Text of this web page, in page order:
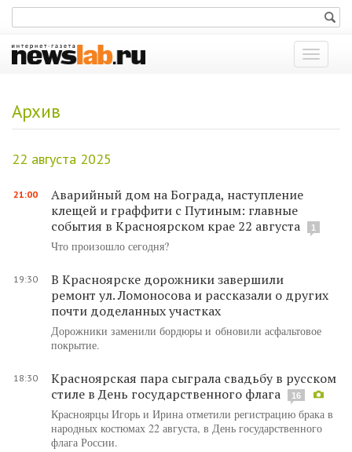
Показать
меню
Архив
22 августа 2025
21:00
Аварийный дом на Бограда, наступление
клещей и граффити с Путиным: главные
события в Красноярском крае 22 августа
1
Что произошло сегодня?
19:30
В Красноярске дорожники завершили
ремонт ул. Ломоносова и рассказали о других
почти доделанных участках
Дорожники заменили бордюры и обновили асфальтовое
покрытие.
18:30
Красноярская пара сыграла свадьбу в русском
стиле в День государственного флага
16
Красноярцы Игорь и Ирина отметили регистрацию брака в
народных костюмах 22 августа, в День государственного
флага России.